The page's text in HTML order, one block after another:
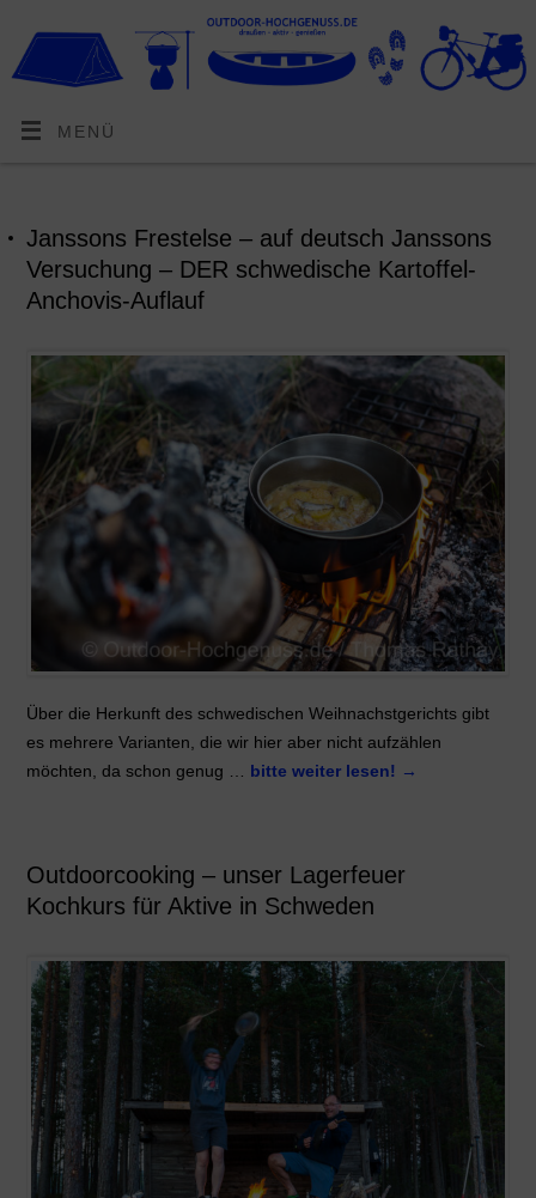
MENÜ
Janssons Frestelse – auf deutsch Janssons
Versuchung – DER schwedische Kartoffel-
Anchovis-Auflauf
Über die Herkunft des schwedischen Weihnachstgerichts gibt
es mehrere Varianten, die wir hier aber nicht aufzählen
möchten, da schon genug … bitte weiter lesen! →
Outdoorcooking – unser Lagerfeuer
Kochkurs für Aktive in Schweden